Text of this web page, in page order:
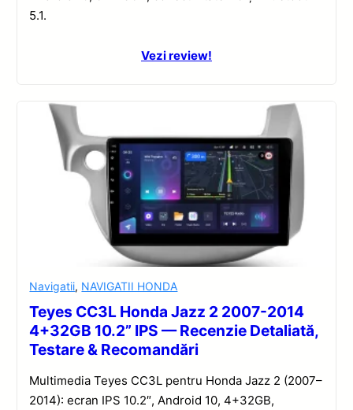
5.1.
Vezi review!
Navigatii, NAVIGATII HONDA
Teyes CC3L Honda Jazz 2 2007-2014
4+32GB 10.2” IPS — Recenzie Detaliată,
Testare & Recomandări
Multimedia Teyes CC3L pentru Honda Jazz 2 (2007–
2014): ecran IPS 10.2″, Android 10, 4+32GB,